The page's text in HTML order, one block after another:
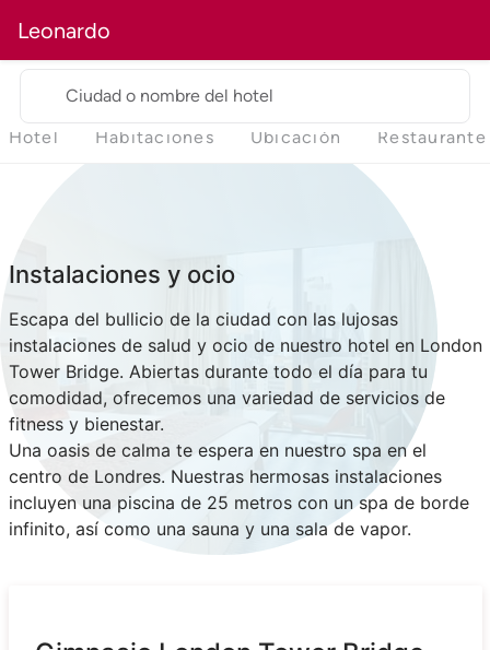
Leonardo
Ciudad o nombre del hotel
Hotel Habitaciones Ubicación Restaurante
Instalaciones y ocio
Escapa del bullicio de la ciudad con las lujosas
instalaciones de salud y ocio de nuestro hotel en London
Tower Bridge. Abiertas durante todo el día para tu
comodidad, ofrecemos una variedad de servicios de
fitness y bienestar.
Una oasis de calma te espera en nuestro spa en el
centro de Londres. Nuestras hermosas instalaciones
incluyen una piscina de 25 metros con un spa de borde
infinito, así como una sauna y una sala de vapor.